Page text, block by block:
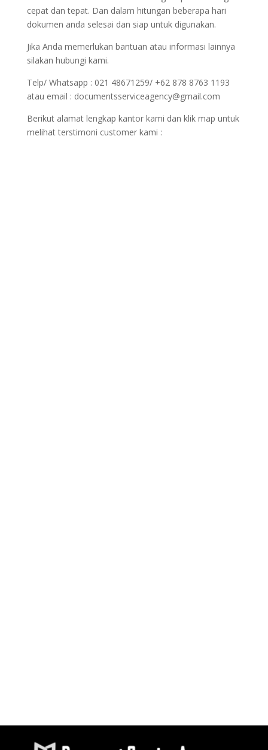
cepat dan tepat. Dan dalam hitungan beberapa hari
dokumen anda selesai dan siap untuk digunakan.
Jika Anda memerlukan bantuan atau informasi lainnya
silakan hubungi kami.
Telp/ Whatsapp : 021 48671259/ +62 878 8763 1193
atau email : documentsserviceagency@gmail.com
Berikut alamat lengkap kantor kami dan klik map untuk
melihat terstimoni customer kami :